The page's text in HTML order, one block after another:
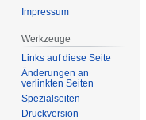
Impressum
Werkzeuge
Links auf diese Seite
Änderungen an
verlinkten Seiten
Spezialseiten
Druckversion